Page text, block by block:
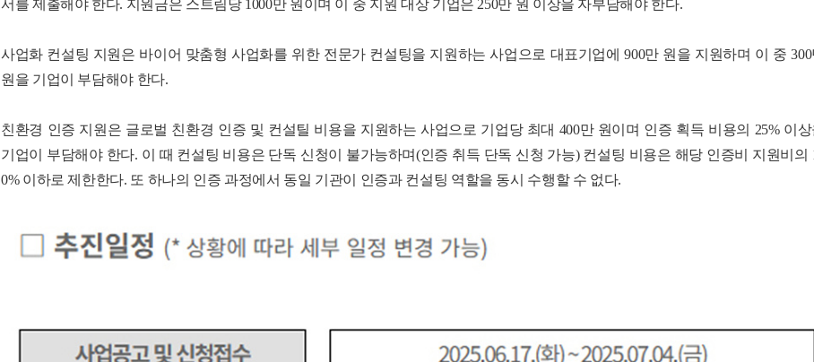
서를 제출해야 한다. 지원금은 스트림당 1000만 원이며 이 중 지원 대상 기업은 250만 원 이상을 자부담해야 한다.
사업화 컨설팅 지원은 바이어 맞춤형 사업화를 위한 전문가 컨설팅을 지원하는 사업으로 대표기업에 900만 원을 지원하며 이 중
원을 기업이 부담해야 한다.
친환경 인증 지원은 글로벌 친환경 인증 및 컨설틸 비용을 지원하는 사업으로 기업당 최대 400만 원이며 인증 획득 비용의 25% 이
기업이 부담해야 한다. 이 때 컨설팅 비용은 단독 신청이 불가능하며(인증 취득 단독 신청 가능) 컨설팅 비용은 해당 인증비 지원비의
0% 이하로 제한한다. 또 하나의 인증 과정에서 동일 기관이 인증과 컨설팅 역할을 동시 수행할 수 없다.